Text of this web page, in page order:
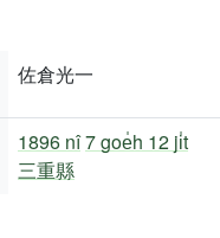
佐倉光一
1896 nî7 goe̍h 12 ji̍t
三重縣